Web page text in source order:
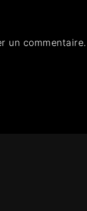
un commentaire.